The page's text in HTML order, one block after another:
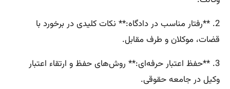
2. **رفتار مناسب در دادگاه:** نکات کلیدی در برخورد با
قضات، موکلان و طرف مقابل.
3. **حفظ اعتبار حرفه‌ای:** روش‌های حفظ و ارتقاء اعتبار
وکیل در جامعه حقوقی.